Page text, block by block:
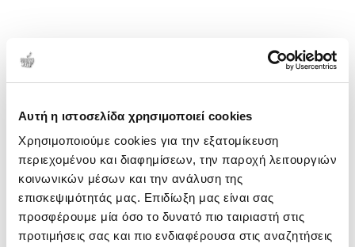
Αυτή η ιστοσελίδα χρησιμοποιεί cookies
Χρησιμοποιούμε cookies για την εξατομίκευση
περιεχομένου και διαφημίσεων, την παροχή λειτουργιών
κοινωνικών μέσων και την ανάλυση της
επισκεψιμότητάς μας. Επιδίωξη μας είναι σας
προσφέρουμε μία όσο το δυνατό πιο ταιριαστή στις
προτιμήσεις σας και πιο ενδιαφέρουσα στις αναζητήσεις